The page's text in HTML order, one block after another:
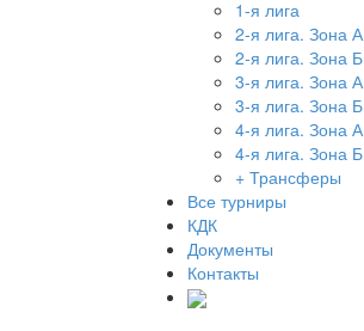
1-я лига
2-я лига. Зона А
2-я лига. Зона Б
3-я лига. Зона А
3-я лига. Зона Б
4-я лига. Зона А
4-я лига. Зона Б
+ Трансферы
Все турниры
КДК
Документы
Контакты